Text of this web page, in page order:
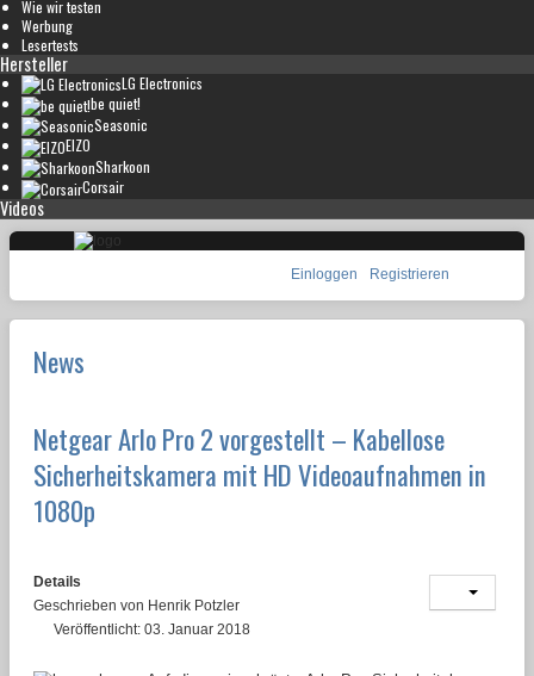
Wie wir testen
Werbung
Lesertests
Hersteller
LG Electronics
be quiet!
Seasonic
EIZO
Sharkoon
Corsair
Videos
Einloggen Registrieren
News
Netgear Arlo Pro 2 vorgestellt – Kabellose
Sicherheitskamera mit HD Videoaufnahmen in
1080p
Details
Geschrieben von Henrik Potzler
Veröffentlicht: 03. Januar 2018